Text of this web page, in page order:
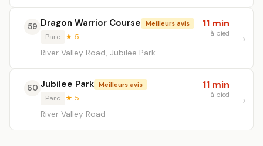
59 Dragon Warrior Course Meilleurs avis
Parc ★ 5
River Valley Road, Jubilee Park
11 min
à pied
60 Jubilee Park Meilleurs avis
Parc ★ 5
River Valley Road
11 min
à pied